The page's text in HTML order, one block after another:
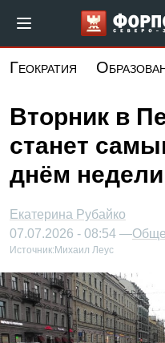
основному
Геократия
Вторник в
станет
днём недели
Екатерина Рубайко
07.07.2026 - 08:54 —
Источник: Михаил Леус